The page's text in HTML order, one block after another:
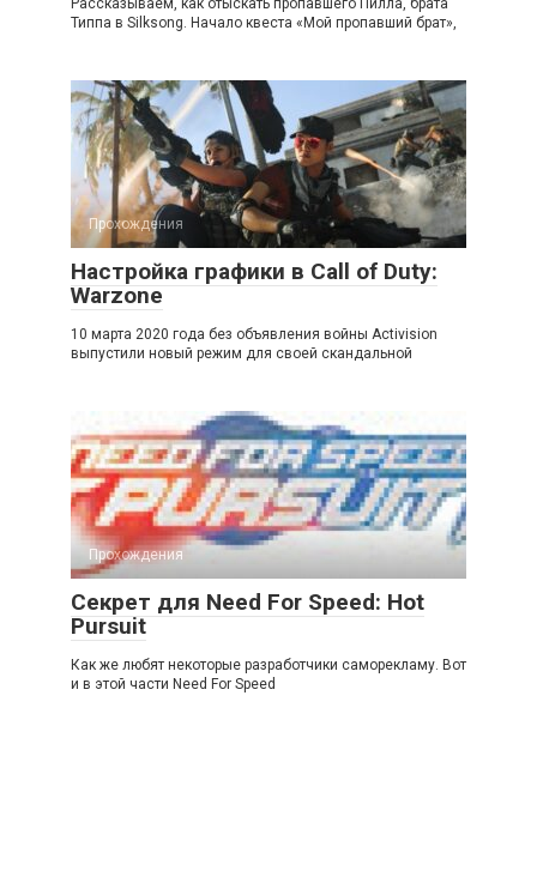
Рассказываем, как отыскать пропавшего Пилла, брата
Типпа в Silksong. Начало квеста «Мой пропавший брат»,
Прохождения
Настройка графики в Call of Duty:
Warzone
10 марта 2020 года без объявления войны Activision
выпустили новый режим для своей скандальной
Прохождения
Секрет для Need For Speed: Hot
Pursuit
Как же любят некоторые разработчики саморекламу. Вот
и в этой части Need For Speed